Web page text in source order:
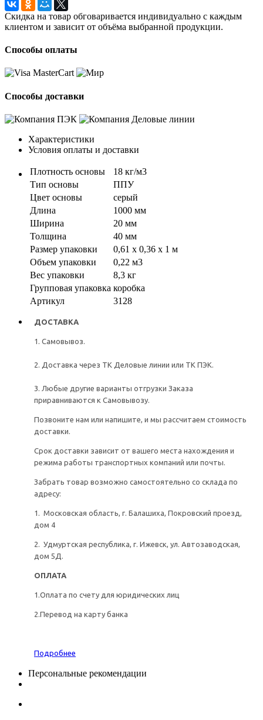
Скидка на товар обговаривается индивидуально с каждым
клиентом и зависит от объёма выбранной продукции.
Способы оплаты
Способы доставки
Характеристики
Условия оплаты и доставки
Плотность основы
18 кг/м3
Тип основы
ППУ
Цвет основы
серый
Длина
1000 мм
Ширина
20 мм
Толщина
40 мм
Размер упаковки
0,61 х 0,36 х 1 м
Объем упаковки
0,22 м3
Вес упаковки
8,3 кг
Групповая упаковка коробка
Артикул
3128
ДОСТАВКА
1. Самовывоз.
2. Доставка через ТК Деловые линии или ТК ПЭК.
3. Любые другие варианты отгрузки Заказа
приравниваются к Самовывозу.
Позвоните нам или напишите, и мы рассчитаем стоимость
доставки.
Срок доставки зависит от вашего места нахождения и
режима работы транспортных компаний или почты.
Забрать товар возможно самостоятельно со склада по
адресу:
1. Московская область, г. Балашиха, Покровский проезд,
дом 4
2. Удмуртская республика, г. Ижевск, ул. Автозаводская,
дом 5Д.
ОПЛАТА
1.Оплата по счету для юридических лиц
2.Перевод на карту банка
Подробнее
Персональные рекомендации